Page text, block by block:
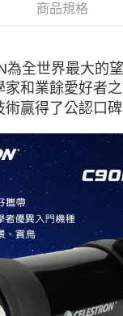
商品規格
為全世界最大的
家和業餘愛好者
贏得了公認口碑